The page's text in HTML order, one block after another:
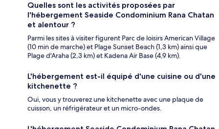
Quelles sont les activités proposées par
l'hébergement Seaside Condominium Rana Chatan
et alentour ?
Parmi les sites à visiter figurent Parc de loisirs American Village
(10 min de marche) et Plage Sunset Beach (1,3 km) ainsi que
Plage d'Araha (2,3 km) et Kadena Air Base (4,9 km).
L'hébergement est-il équipé d'une cuisine ou d'une
kitchenette ?
Oui, vous y trouverez une kitchenette avec une plaque de
cuisson, un réfrigérateur et un micro-ondes.